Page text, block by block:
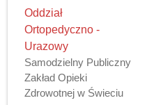
Oddział
Ortopedyczno -
Urazowy
Samodzielny Publiczny
Zakład Opieki
Zdrowotnej w Świeciu